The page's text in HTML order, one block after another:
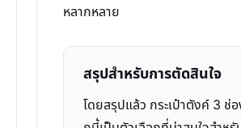
หลากหลาย
สรุปสำหรับการตัดสินใจ
โดยสรุปแล้ว กระเป๋าตังค์ 3 ช่